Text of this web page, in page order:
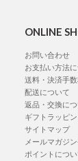
ONLINE
お問い合わせ
お支払い方法
送料・決済手
配送について
返品・交換に
ギフトラッピ
サイトマップ
メールマガジ
ポイントにつ